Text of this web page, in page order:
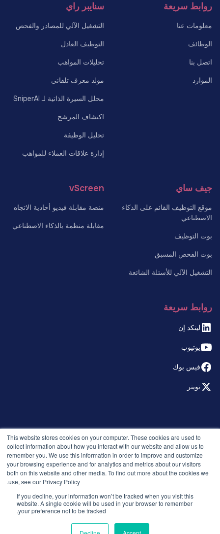
This website stores cookies on your computer. These cookies are used to
collect information about how you interact with our website and allow us to
remember you. We use this information in order to improve and customize
your browsing experience and for analytics and metrics about our visitors
both on this website and other media. To find out more about the cookies we
use, see our Privacy Policy.
If you decline, your information won’t be tracked when you visit this
website. A single cookie will be used in your browser to remember
your preference not to be tracked.
روابط سريعة
معلومات عنا
الوظائف
اتصل بنا
الموارد
سنايبر راي
التشغيل الآلي للمصادر والفحص
التوظيف العادل
تحليلات المواهب
مولد معرف تلقائي
محلل السيرة الذاتية لـ SniperAI
اكتشاف المرشح
تحليل الوظيفة
إدارة علاقات العملاء للمواهب
جيف ساي
موقع التوظيف القائم على الذكاء
الاصطناعي
بوت التوظيف
بوت الفحص المسبق
التشغيل الآلي للأسئلة الشائعة
vScreen
منصة مقابلة فيديو أحادية الاتجاه
مقابلة منظمة بالذكاء الاصطناعي
روابط سريعة
لينكد إن
يوتيوب
فيس بوك
تويتر
سياسة الخصوصية
الإصدارات
الأمان والامتثال
الشروط والأحكام